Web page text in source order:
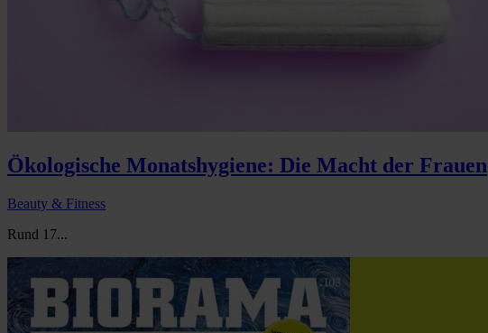
Ökologische Monatshygiene: Die Macht der Frauen
Beauty & Fitness
Rund 17...